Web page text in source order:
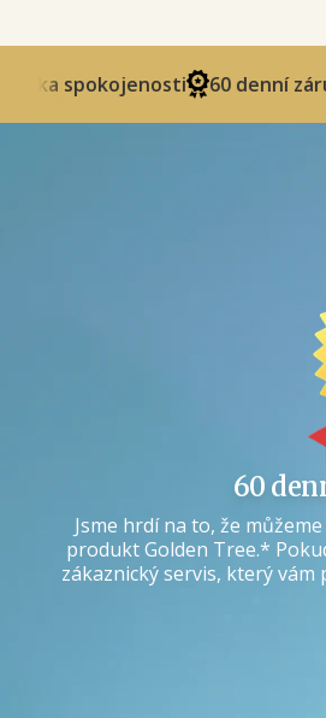
60 denní záruka
60
Jsme hrdí na to, že
produkt Golden Tree.*
zákaznický servis, který